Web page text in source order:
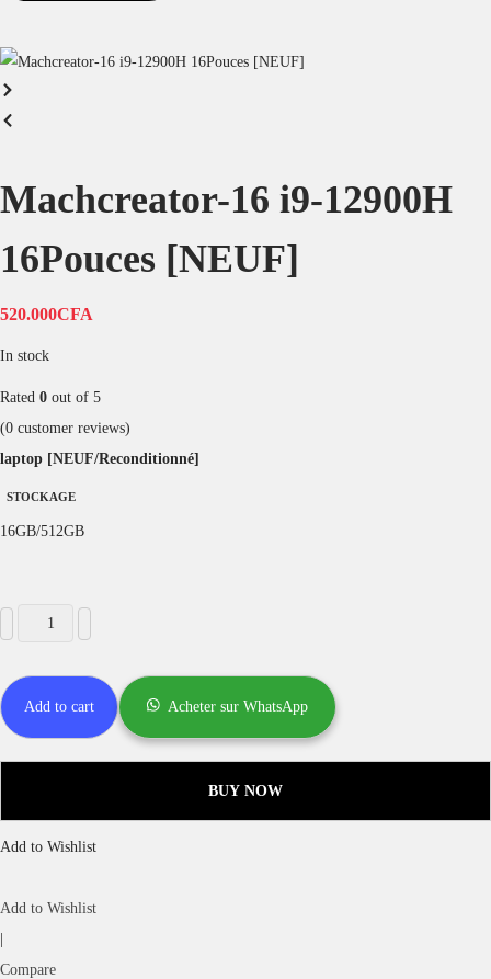
Machcreator-16 i9-12900H
16Pouces [NEUF]
520.000CFA
In stock
Rated 0 out of 5
(0 customer reviews)
laptop [NEUF/Reconditionné]
STOCKAGE
16GB/512GB
Add to cart Acheter sur WhatsApp
BUY NOW
Add to Wishlist
Add to Wishlist
Compare